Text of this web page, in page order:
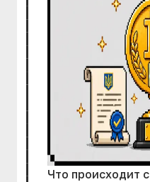
Что происходит с